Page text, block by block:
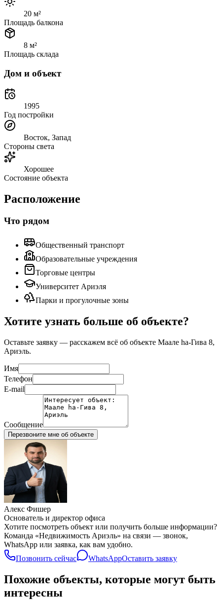
20 м²
Площадь балкона
8 м²
Площадь склада
Дом и объект
1995
Год постройки
Восток, Запад
Стороны света
Хорошее
Состояние объекта
Расположение
Что рядом
Общественный транспорт
Образовательные учреждения
Торговые центры
Университет Ариэля
Парки и прогулочные зоны
Хотите узнать больше об объекте?
Оставьте заявку — расскажем всё об объекте Маале hа-Гива 8,
Ариэль.
Имя
Телефон
E-mail
Сообщение
Перезвоните мне об объекте
Алекс Фишер
Основатель и директор офиса
Хотите посмотреть объект или получить больше информации?
Команда «Недвижимость Ариэль» на связи — звонок,
WhatsApp или заявка, как вам удобно.
Позвонить сейчас
WhatsAppОставить заявку
Похожие объекты, которые могут быть
интересны